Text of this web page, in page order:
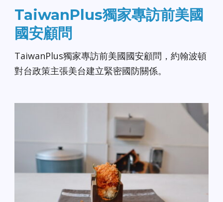
TaiwanPlus獨家專訪前美國
國安顧問
TaiwanPlus獨家專訪前美國國安顧問，約翰波頓
對台政策主張美台建立緊密國防關係。